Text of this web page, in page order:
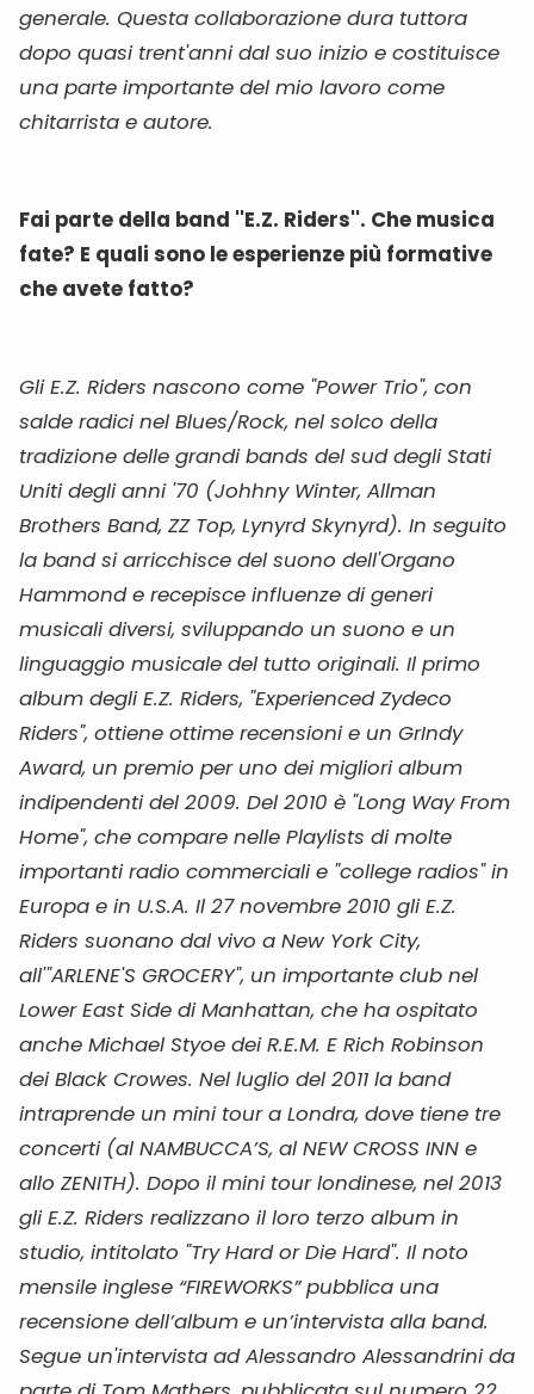
generale. Questa collaborazione dura tuttora
dopo quasi trent'anni dal suo inizio e costituisce
una parte importante del mio lavoro come
chitarrista e autore.
Fai parte della band ''E.Z. Riders''. Che musica
fate? E quali sono le esperienze più formative
che avete fatto?
Gli E.Z. Riders nascono come "Power Trio", con
salde radici nel Blues/Rock, nel solco della
tradizione delle grandi bands del sud degli Stati
Uniti degli anni '70 (Johhny Winter, Allman
Brothers Band, ZZ Top, Lynyrd Skynyrd). In seguito
la band si arricchisce del suono dell'Organo
Hammond e recepisce influenze di generi
musicali diversi, sviluppando un suono e un
linguaggio musicale del tutto originali. Il primo
album degli E.Z. Riders, "Experienced Zydeco
Riders", ottiene ottime recensioni e un GrIndy
Award, un premio per uno dei migliori album
indipendenti del 2009. Del 2010 è "Long Way From
Home", che compare nelle Playlists di molte
importanti radio commerciali e "college radios" in
Europa e in U.S.A. Il 27 novembre 2010 gli E.Z.
Riders suonano dal vivo a New York City,
all'"ARLENE'S GROCERY", un importante club nel
Lower East Side di Manhattan, che ha ospitato
anche Michael Styoe dei R.E.M. E Rich Robinson
dei Black Crowes. Nel luglio del 2011 la band
intraprende un mini tour a Londra, dove tiene tre
concerti (al NAMBUCCA’S, al NEW CROSS INN e
allo ZENITH). Dopo il mini tour londinese, nel 2013
gli E.Z. Riders realizzano il loro terzo album in
studio, intitolato "Try Hard or Die Hard". Il noto
mensile inglese “FIREWORKS” pubblica una
recensione dell’album e un’intervista alla band.
Segue un'intervista ad Alessandro Alessandrini da